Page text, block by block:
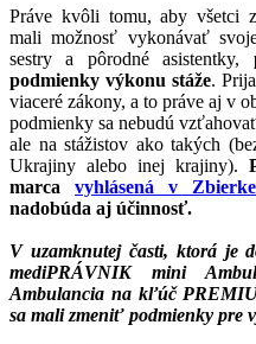
Práve kvôli tomu, aby všetci
mali možnosť vykonávať
sestry a pôrodné asistentky,
podmienky výkonu stáže.
viaceré zákony, a to práve aj v
podmienky sa nebudú
ale na stážistov ako takých
Ukrajiny alebo inej krajiny).
marcavyhlásená v
nadobúda aj účinnosť.
V uzamknutej časti, ktorá je
mediPRÁVNIK mini
Ambulancia na kľúč
sa mali zmeniť podmienky pre